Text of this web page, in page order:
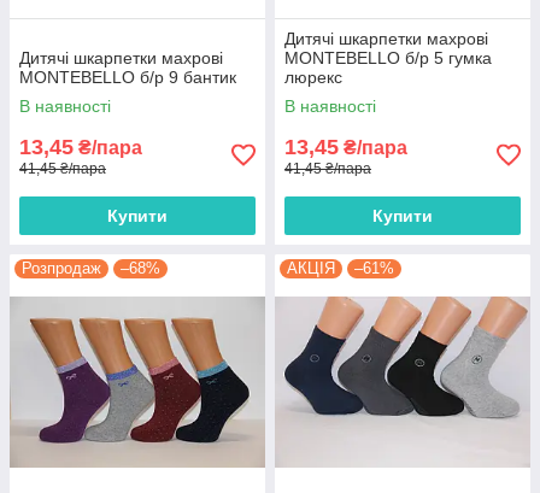
Дитячі шкарпетки махрові
MONTEBELLO б/р 9 бантик
В наявності
13,45 ₴/пара
41,45 ₴/пара
Купити
Дитячі шкарпетки махрові
MONTEBELLO б/р 5 гумка
люрекс
В наявності
13,45 ₴/пара
41,45 ₴/пара
Купити
Розпродаж –68% АКЦІЯ –61%